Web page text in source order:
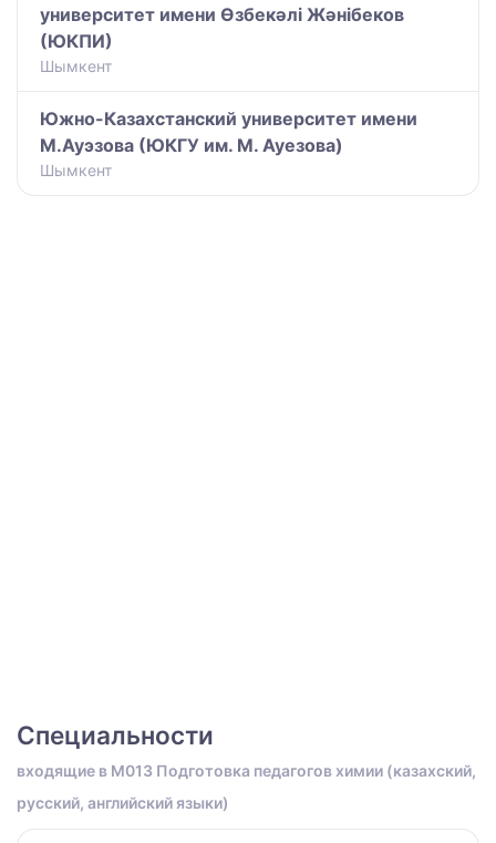
университет имени Өзбекәлі Жәнібеков
(ЮКПИ)
Шымкент
Южно-Казахстанский университет имени
М.Ауэзова (ЮКГУ им. М. Ауезова)
Шымкент
Специальности
входящие в M013 Подготовка педагогов химии (казахский,
русский, английский языки)